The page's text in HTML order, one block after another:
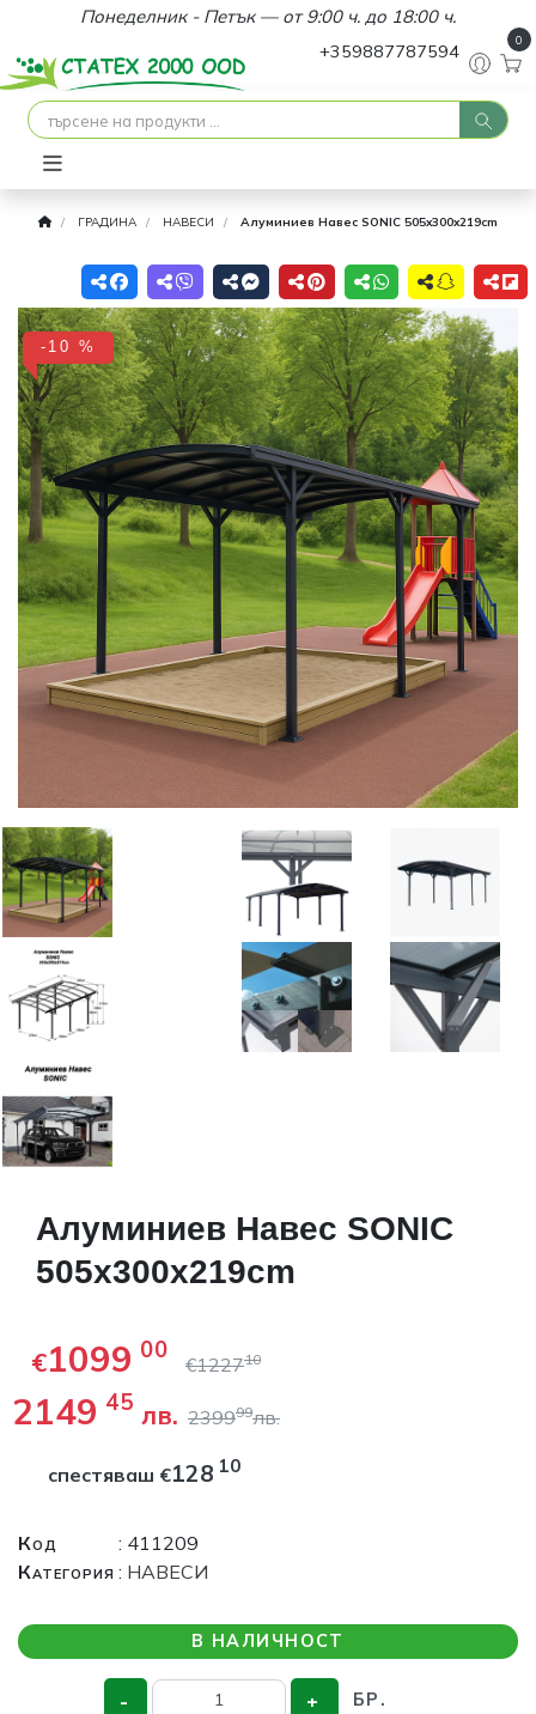
Понеделник - Петък — от 9:00 ч. до 18:00 ч.
+359887787594
0
ГРАДИНА НАВЕСИ Алуминиев Навес SONIC 505x300x219cm
-10 %
Алуминиев Навес SONIC
505x300x219cm
€1099 00
€122710
2149 45 лв. 239999лв.
спестяваш €128 10
Код
: 411209
Категория : НАВЕСИ
В НАЛИЧНОСТ
- + БР.